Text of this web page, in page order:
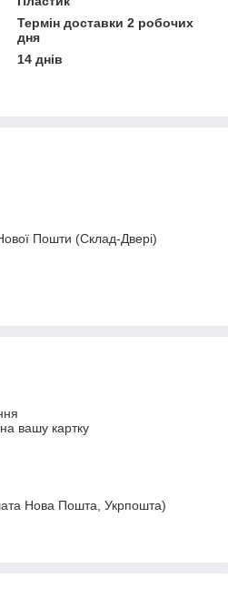
Термін доставки 2 робочих
дня
14 днів
Пошти (Склад-Двері)
вашу картку
Нова Пошта, Укрпошта)